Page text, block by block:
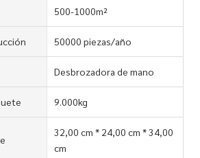
500-1000m²
50000 piezas/año
Desbrozadora de mano
9.000kg
32,00 cm * 24,00 cm * 34,00
cm